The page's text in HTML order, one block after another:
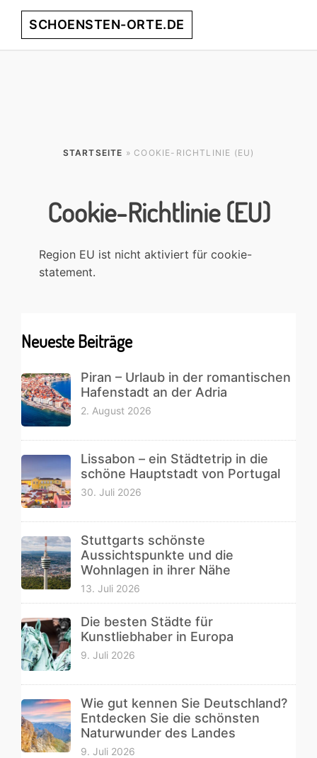
Skip
Skip
Skip
Skip
SCHOENSTEN-ORTE.DE
STARTSEITE » COOKIE-RICHTLINIE (EU)
Cookie-Richtlinie (EU)
Region EU ist nicht aktiviert für cookie-
statement.
Sidebar
Neueste Beiträge
Piran – Urlaub in der romantischen
Hafenstadt an der Adria
2. August 2026
Lissabon – ein Städtetrip in die
schöne Hauptstadt von Portugal
30. Juli 2026
Stuttgarts schönste
Aussichtspunkte und die
Wohnlagen in ihrer Nähe
13. Juli 2026
Die besten Städte für
Kunstliebhaber in Europa
9. Juli 2026
Wie gut kennen Sie Deutschland?
Entdecken Sie die schönsten
Naturwunder des Landes
9. Juli 2026